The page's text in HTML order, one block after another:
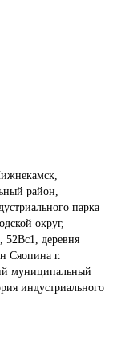
район,
парка
округ,
52Вс1, деревня
Сяопина г.
муниципальный
индустриального